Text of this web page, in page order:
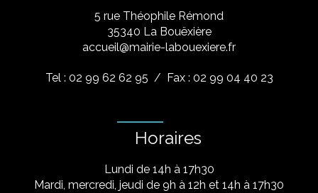
5 rue Théophile Rémond
​35340 La Bouëxière
accueil@mairie-labouexiere.fr
Tel : 02 99 62 62 95 / Fax : 02 99 04 40 23
Horaires
Lundi de 14h à 17h30
Mardi, mercredi, jeudi de 9h à 12h et 14h à 17h30